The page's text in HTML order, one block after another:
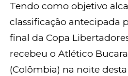
Tendo como objetivo
classificação antecipada
final da Copa
recebeu o Atlético
(Colômbia) na noite desta